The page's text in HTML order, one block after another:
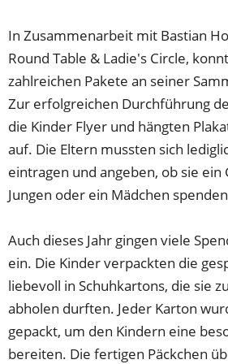
In Zusammenarbeit mit Bastian
Round Table & Ladie's Circle,
zahlreichen Pakete an seiner
Zur erfolgreichen Durchführung
die Kinder Flyer und hängten
auf. Die Eltern mussten sich
eintragen und angeben, ob sie ein
Jungen oder ein Mädchen
Auch dieses Jahr gingen viele
ein. Die Kinder verpackten die
liebevoll in Schuhkartons, die sie
abholen durften. Jeder Karton
gepackt, um den Kindern eine
bereiten. Die fertigen Päckchen